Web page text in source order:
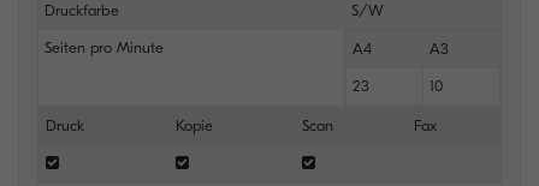
Druckfarbe S/W
Seiten pro Minute A4 A3
23 10
Druck Kopie Scan Fax